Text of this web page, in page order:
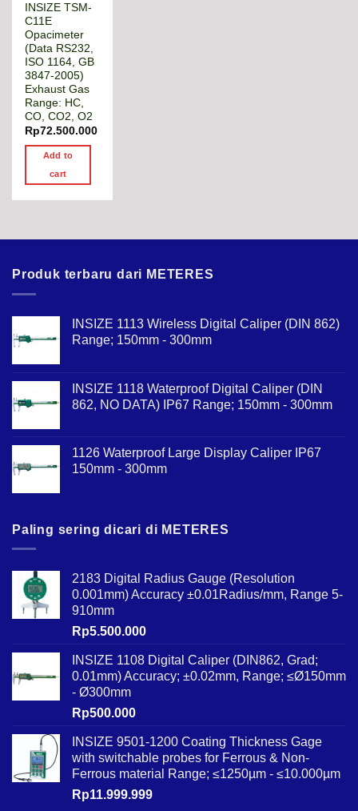
INSIZE TSM-
C11E
Opacimeter
(Data RS232,
ISO 1164, GB
3847-2005)
Exhaust Gas
Range: HC,
CO, CO2, O2
Rp72.500.000
Add to
cart
Produk terbaru dari METERES
INSIZE 1113 Wireless Digital Caliper (DIN 862)
Range; 150mm - 300mm
INSIZE 1118 Waterproof Digital Caliper (DIN
862, NO DATA) IP67 Range; 150mm - 300mm
1126 Waterproof Large Display Caliper IP67
150mm - 300mm
Paling sering dicari di METERES
2183 Digital Radius Gauge (Resolution
0.001mm) Accuracy ±0.01Radius/mm, Range 5-
910mm
Rp5.500.000
INSIZE 1108 Digital Caliper (DIN862, Grad;
0.01mm) Accuracy; ±0.02mm, Range; ≤Ø150mm
- Ø300mm
Rp500.000
INSIZE 9501-1200 Coating Thickness Gage
with switchable probes for Ferrous & Non-
Ferrous material Range; ≤1250µm - ≤10.000µm
Rp11.999.999